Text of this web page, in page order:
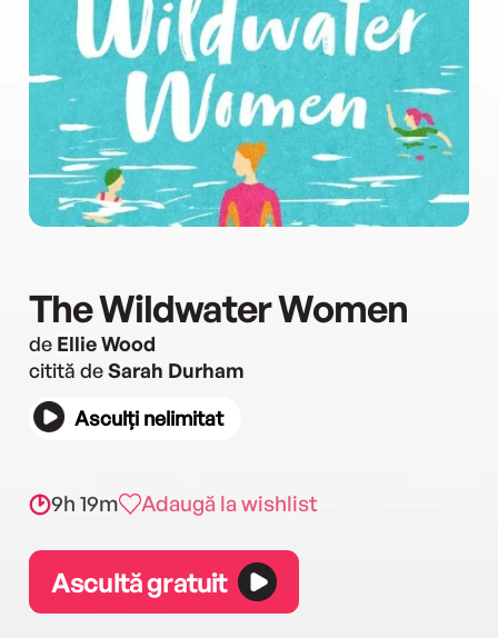
The Wildwater Women
de Ellie Wood
citită deSarah Durham
Asculți nelimitat
9h 19m Adaugă la wishlist
Ascultă gratuit